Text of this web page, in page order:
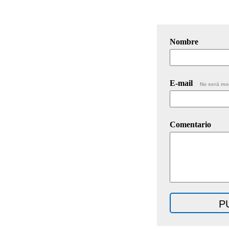
Nombre
E-mail No será
Comentario